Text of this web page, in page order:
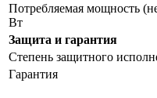
Потребляемая мощность
Вт
Защита и гарантия
Степень защитного
Гарантия